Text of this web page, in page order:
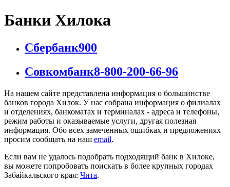
Банки Хилока
Сбербанк900
Совкомбанк8-800-200-66-96
На нашем сайте представлена информация о большинстве
банков города Хилок. У нас собрана информация о филиалах
и отделениях, банкоматах и терминалах - адреса и телефоны,
режим работы и оказываемые услуги, другая полезная
информация. Обо всех замеченных ошибках и предложениях
просим сообщать на наш email.
Если вам не удалось подобрать подходящий банк в Хилоке,
вы можете попробовать поискать в более крупных городах
Забайкальского края: Чита.